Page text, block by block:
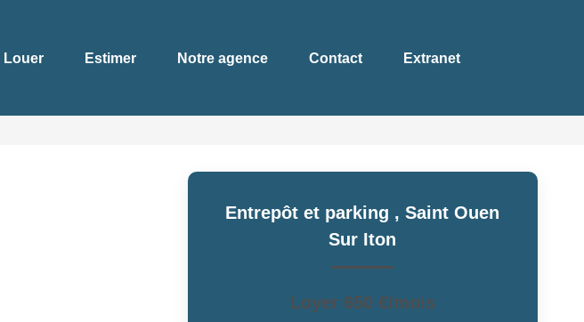
Louer Estimer Notre agence Contact Extranet
Entrepôt et parking ,Saint Ouen
Sur Iton
Loyer 650 €/mois